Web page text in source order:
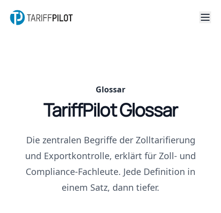
Glossar
TariffPilot Glossar
Die zentralen Begriffe der Zolltarifierung
und Exportkontrolle, erklärt für Zoll- und
Compliance-Fachleute. Jede Definition in
einem Satz, dann tiefer.